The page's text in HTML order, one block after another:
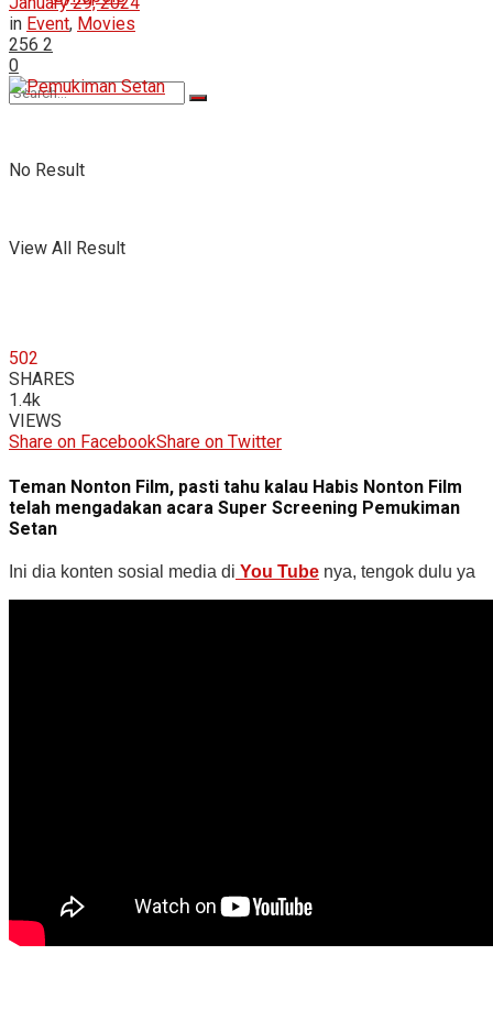
No Result
View All Result
in Event, Movies
256 2
0
502
SHARES
1.4k
VIEWS
Share on FacebookShare on Twitter
Teman Nonton Film, pasti tahu kalau Habis Nonton Film
telah mengadakan acara Super Screening Pemukiman
Setan
Ini dia konten sosial media di You Tube nya, tengok dulu ya